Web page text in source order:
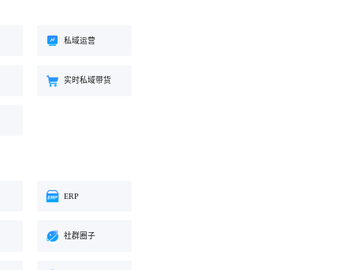
适配出海场景的全新产品，实现海
加盟培育、连锁门店管理、企业商
私域运营
实时私域带货
ERP
社群圈子